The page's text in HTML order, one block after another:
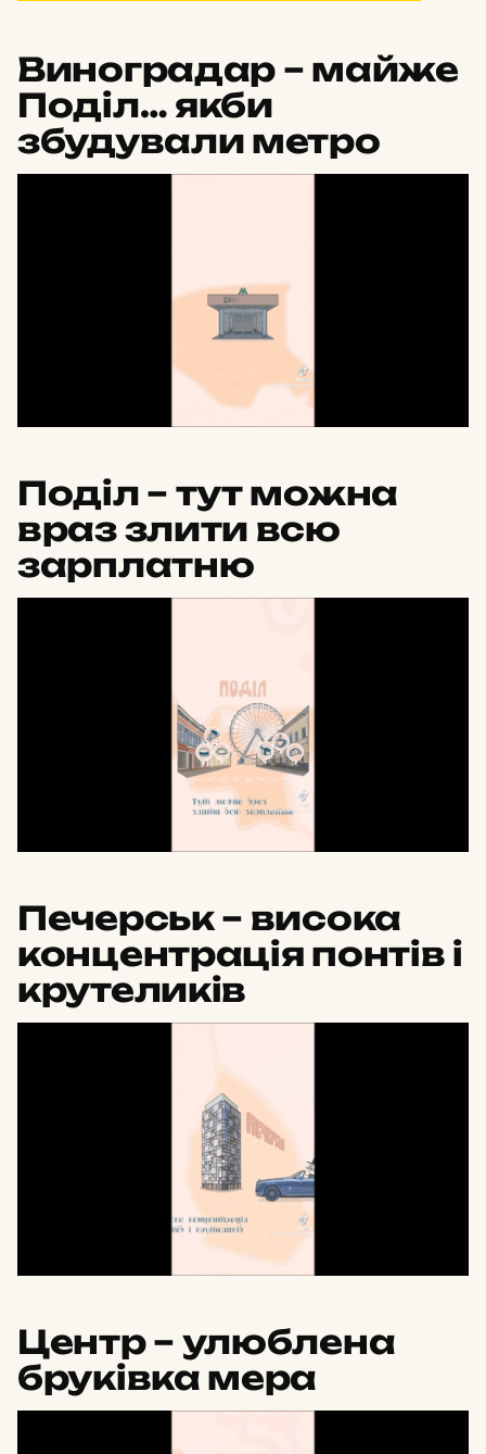
Виноградар – майже
Поділ… якби
збудували метро
Поділ – тут можна
враз злити всю
зарплатню
Печерськ – висока
концентрація понтів і
крутеликів
Центр – улюблена
бруківка мера